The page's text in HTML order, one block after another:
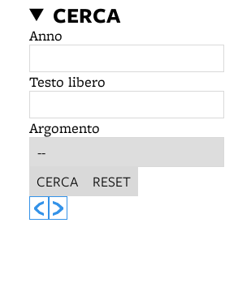
CERCA
Anno
Testo libero
Argomento
CERCA RESET